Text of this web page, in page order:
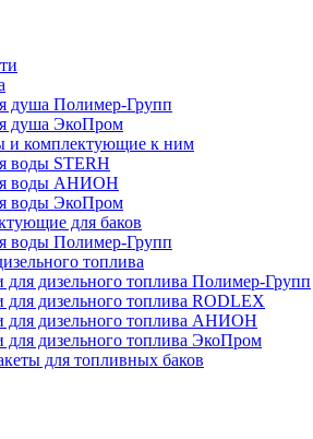
душа Полимер-Групп
душа ЭкоПром
и комплектующие к ним
воды STERH
воды АНИОН
воды ЭкоПром
для баков
воды Полимер-Групп
топлива
для дизельного топлива Полимер-Групп
для дизельного топлива RODLEX
для дизельного топлива АНИОН
для дизельного топлива ЭкоПром
для топливных баков